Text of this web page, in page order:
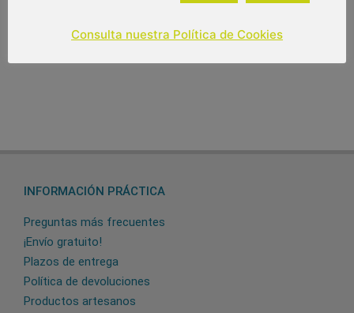
Out of stock
INFORMACIÓN PRÁCTICA
Preguntas más frecuentes
¡Envío gratuito!
Plazos de entrega
Política de devoluciones
Productos artesanos
Consulta nuestra Política de Cookies